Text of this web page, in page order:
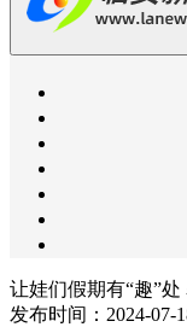
让娃们假期有“趣”
发布时间：2024-07-